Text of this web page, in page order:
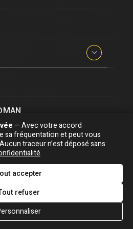
Depuis 1997 - Tous droits réservés |
|Gestion des cookies|Dernière
jour : 05/08/2026
&
BY
— Avec votre accord
sa fréquentation et peut vous
traceur n’est déposé sans
accepter
refuser